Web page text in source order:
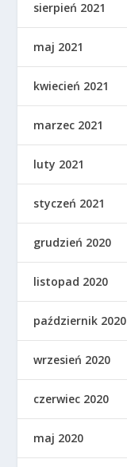
sierpień 2021
maj 2021
kwiecień 2021
marzec 2021
luty 2021
styczeń 2021
grudzień 2020
listopad 2020
październik 2020
wrzesień 2020
czerwiec 2020
maj 2020